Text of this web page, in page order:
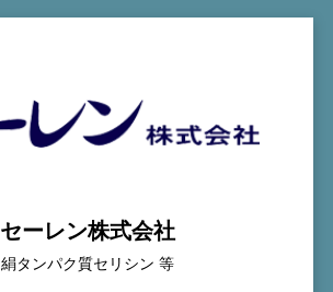
セーレン株式会社
絹タンパク質セリシン 等